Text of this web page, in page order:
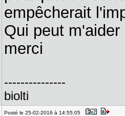
empêcherait
Qui peut m'aider
merci
---------------
biolti
Posté le 25-02-2016 à 14:55:05